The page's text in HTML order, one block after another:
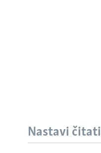
Nastavi čitati